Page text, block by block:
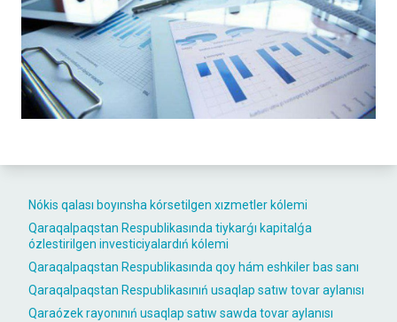
Nókis qalası boyınsha kórsetilgen xızmetler kólemi
Qaraqalpaqstan Respublikasında tiykarǵı kapitalǵa
ózlestirilgen investiciyalardıń kólemi
Qaraqalpaqstan Respublikasında qoy hám eshkiler bas sanı
Qaraqalpaqstan Respublikasınıń usaqlap satıw tovar aylanısı
Qaraózek rayonınıń usaqlap satıw sawda tovar aylanısı